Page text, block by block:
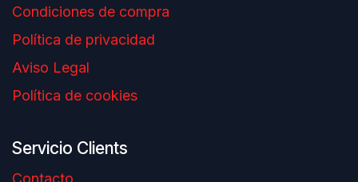
Condiciones de compra
Política de privacidad
Aviso Legal
Política de cookies
Servicio Clients
Contacto